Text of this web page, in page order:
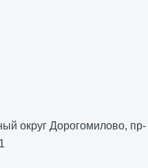
округ Дорогомилово, пр-